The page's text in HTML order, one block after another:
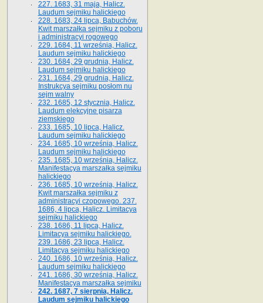
227. 1683, 31 maja, Halicz.
Laudum sejmiku halickiego
228. 1683, 24 lipca, Babuchów.
Kwit marszałka sejmiku z poboru
i administracyi rogowego
229. 1684, 11 września, Halicz.
Laudum sejmiku halickiego
230. 1684, 29 grudnia, Halicz.
Laudum sejmiku halickiego
231. 1684, 29 grudnia, Halicz.
Instrukcya sejmiku posłom nu
sejm walny
232. 1685, 12 stycznia, Halicz.
Laudum elekcyjne pisarza
ziemskiego
233. 1685, 10 lipca, Halicz.
Laudum sejmiku halickiego
234. 1685, 10 września, Halicz.
Laudum sejmiku halickiego
235. 1685, 10 września, Halicz.
Manifestacya marszałka sejmiku
halickiego
236. 1685, 10 września, Halicz.
Kwit marszałka sejmiku z
administracyi czopowego. 237.
1686, 4 lipca, Halicz. Limitacya
sejmiku halickiego
238. 1686, 11 lipca, Halicz.
Limitacya sejmiku halickiego.
239. 1686, 23 lipca, Halicz.
Limitacya sejmiku halickiego
240. 1686, 10 września, Halicz.
Laudum sejmiku halickiego
241. 1686, 30 września, Halicz.
Manifestacya marszałka sejmiku
242. 1687, 7 sierpnia, Halicz.
Laudum sejmiku halickiego